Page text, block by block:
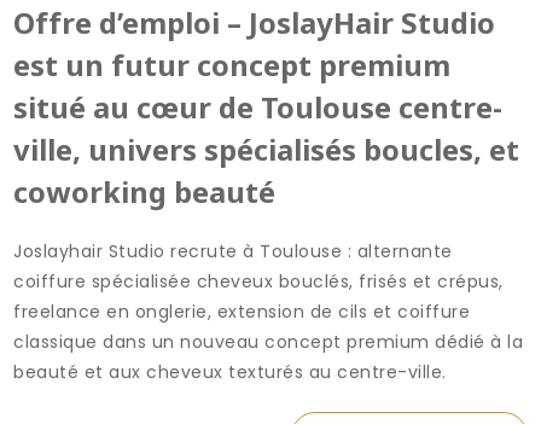
Offre d’emploi – JoslayHair Studio
est un futur concept premium
situé au cœur de Toulouse centre-
ville, univers spécialisés boucles, et
coworking beauté
Joslayhair Studio recrute à Toulouse : alternante
coiffure spécialisée cheveux bouclés, frisés et crépus,
freelance en onglerie, extension de cils et coiffure
classique dans un nouveau concept premium dédié à la
beauté et aux cheveux texturés au centre-ville.